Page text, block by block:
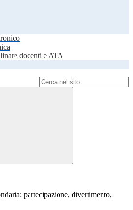
docenti e ATA
partecipazione, divertimento,